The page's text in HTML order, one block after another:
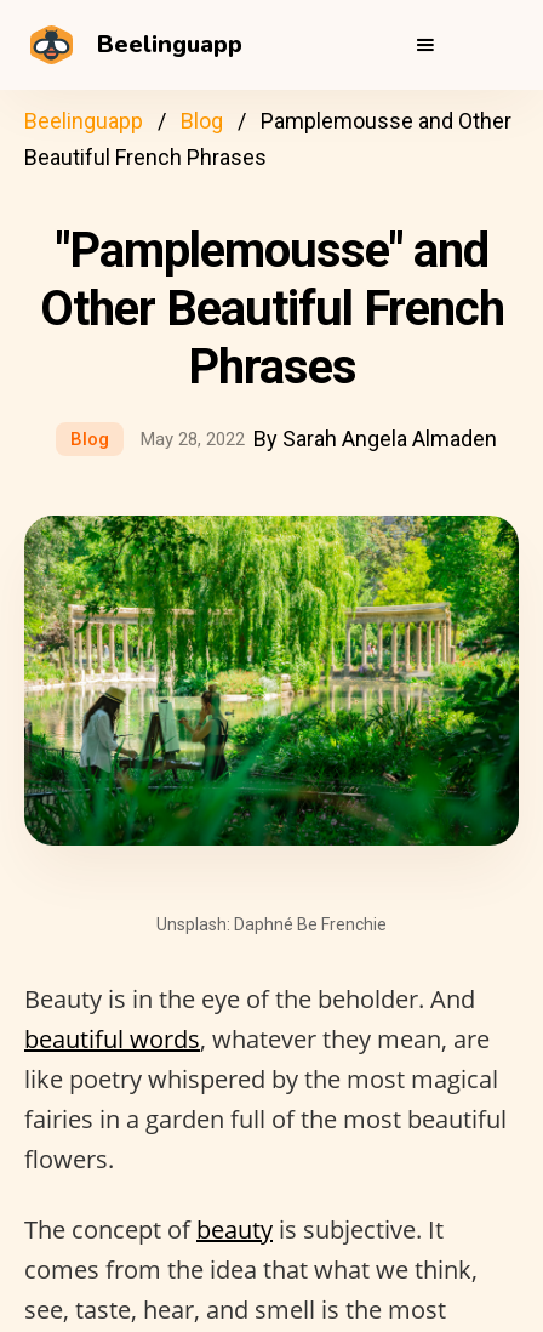
Beelinguapp
Beelinguapp Blog
Pamplemousse and Other
Beautiful French Phrases
"Pamplemousse" and
Other Beautiful French
Phrases
Blog May 28, 2022 By Sarah Angela Almaden
Unsplash: Daphné Be Frenchie
Beauty is in the eye of the beholder. And
beautiful words, whatever they mean, are
like poetry whispered by the most magical
fairies in a garden full of the most beautiful
flowers.
The concept ofbeauty is subjective. It
comes from the idea that what we think,
see, taste, hear, and smell is the most